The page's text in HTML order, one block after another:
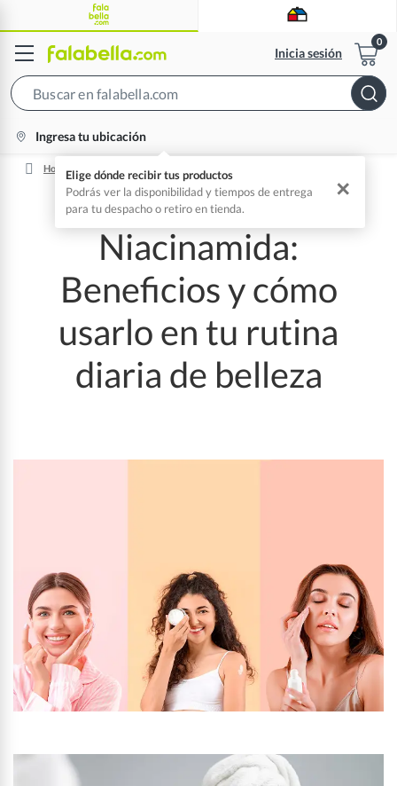
Inicia sesión
location-
Ingresa tu ubicación
Home Niacinamida: Beneficios, Usos Y Cómo Incorporarla A Tu Rutina
Niacinamida:
Beneficios y cómo
usarlo en tu rutina
diaria de belleza